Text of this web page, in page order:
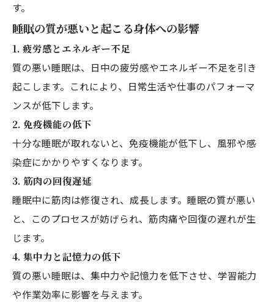
す。
睡眠の質が悪いと起こる身体への影響
1. 疲労感とエネルギー不足
質の悪い睡眠は、日中の疲労感やエネルギー不足を引き
起こします。これにより、日常生活や仕事のパフォーマ
ンスが低下します。
2. 免疫機能の低下
十分な睡眠が取れないと、免疫機能が低下し、風邪や感
染症にかかりやすくなります。
3. 筋肉の回復遅延
睡眠中に筋肉は修復され、成長します。睡眠の質が悪い
と、このプロセスが妨げられ、筋肉痛や回復の遅れが生
じます。
4. 集中力と記憶力の低下
質の悪い睡眠は、集中力や記憶力を低下させ、学習能力
や作業効率に影響を与えます。